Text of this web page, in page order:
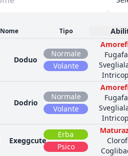
Nome Tipo
Doduo
Normale
Volante
Dodrio
Normale
Volante
Exeggcute
Erba
Psico